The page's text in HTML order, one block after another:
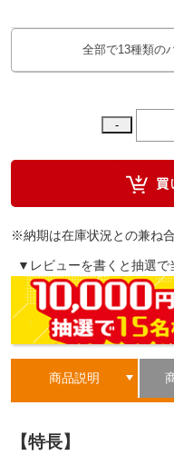
全部で13種類の
※納期は在庫状況との兼ね
▼レビューを書くと抽選で
商品説明
【特長】